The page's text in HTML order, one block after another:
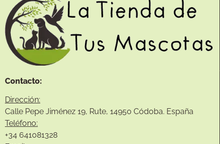
Contacto:
Dirección:
Calle Pepe Jiménez 19, Rute, 14950 Códoba. España
Teléfono:
+34 641081328